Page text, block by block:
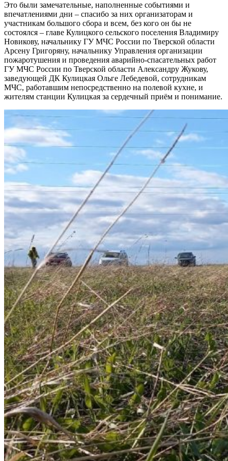
Это были замечательные, наполненные событиями и
впечатлениями дни – спасибо за них организаторам и
участникам большого сбора и всем, без кого он бы не
состоялся – главе Кулицкого сельского поселения Владимиру
Новикову, начальнику ГУ МЧС России по Тверской области
Арсену Григоряну, начальнику Управления организации
пожаротушения и проведения аварийно-спасательных работ
ГУ МЧС России по Тверской области Александру Жукову,
заведующей ДК Кулицкая Ольге Лебедевой, сотрудникам
МЧС, работавшим непосредственно на полевой кухне, и
жителям станции Кулицкая за сердечный приём и понимание.